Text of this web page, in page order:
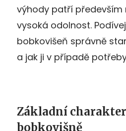
výhody patří především
vysoká odolnost.
bobkovišeň správně
a jak ji v případě
Základní
bobkovišně